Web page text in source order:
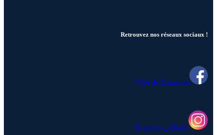
Retrouvez nos réseaux sociaux !
Ville de Bapaume
Bapaume_officiel